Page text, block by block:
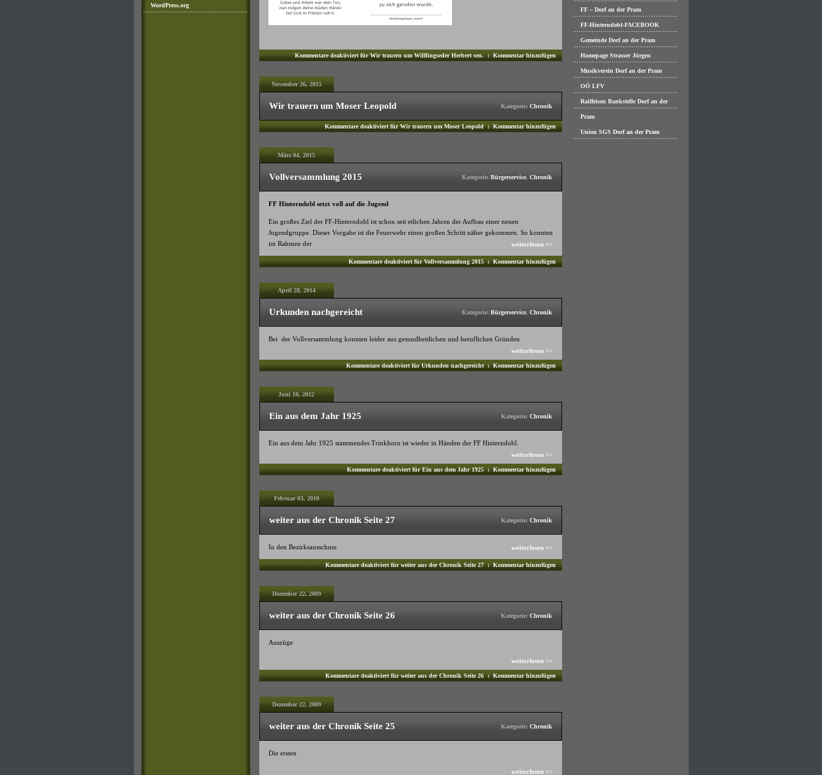
WordPress.org
Kommentare deaktiviertfür Wir trauern um Wilflingseder Herbert sen. : Kommentar hinzufügen
November 26, 2015
Wir trauern um Moser Leopold Kategorie: Chronik
Kommentare deaktiviertfür Wir trauern um Moser Leopold : Kommentar hinzufügen
März 04, 2015
Vollversammlung 2015 Kategorie: Bürgerservice, Chronik
FF Hinterndobl setzt voll auf die Jugend
Ein großes Ziel der FF-Hinterndobl ist schon seit etlichen Jahren der Aufbau einer neuen
Jugendgruppe. Dieser Vorgabe ist die Feuerwehr einen großen Schritt näher gekommen. So konnten
im Rahmen der
weiterlesen >>
Kommentare deaktiviertfür Vollversammlung 2015: Kommentar hinzufügen
April 28, 2014
Urkunden nachgereicht Kategorie: Bürgerservice, Chronik
Bei der Vollversammlung konnten leider aus gesundheitlichen und beruflichen Gründen
weiterlesen >>
Kommentare deaktiviertfür Urkunden nachgereicht: Kommentar hinzufügen
Juni 10, 2012
Ein aus dem Jahr 1925 Kategorie: Chronik
Ein aus dem Jahr 1925 stammendes Trinkhorn ist wieder in Händen der FF Hinterndobl.
weiterlesen >>
Kommentare deaktiviertfür Ein aus dem Jahr 1925: Kommentar hinzufügen
Februar 03, 2010
weiter aus der Chronik Seite 27 Kategorie: Chronik
In den Bezirksausschuss weiterlesen >>
Kommentare deaktiviertfür weiter aus der Chronik Seite 27: Kommentar hinzufügen
Dezember 22, 2009
weiter aus der Chronik Seite 26 Kategorie: Chronik
Auszüge
weiterlesen >>
Kommentare deaktiviertfür weiter aus der Chronik Seite 26: Kommentar hinzufügen
Dezember 22, 2009
weiter aus der Chronik Seite 25 Kategorie: Chronik
Die ersten
weiterlesen >>
FF – Dorf an der Pram
FF-Hinterndobl-FACEBOOK
Gemeinde Dorf an der Pram
Homepage Strasser Jürgen
Musikverein Dorf an der Pram
OÖ LFV
Raiffeisen Bankstelle Dorf an der
Pram
Union SGS Dorf an der Pram